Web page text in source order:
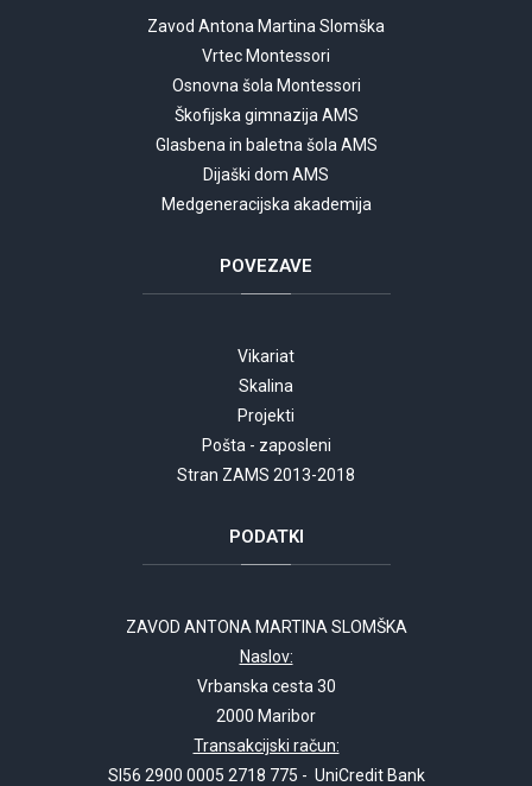
Zavod Antona Martina Slomška
Vrtec Montessori
Osnovna šola Montessori
Škofijska gimnazija AMS
Glasbena in baletna šola AMS
Dijaški dom AMS
Medgeneracijska akademija
POVEZAVE
Vikariat
Skalina
Projekti
Pošta - zaposleni
Stran ZAMS 2013-2018
PODATKI
ZAVOD ANTONA MARTINA SLOMŠKA
Naslov:
Vrbanska cesta 30
2000 Maribor
Transakcijski račun:
SI56 2900 0005 2718 775 - UniCredit Bank